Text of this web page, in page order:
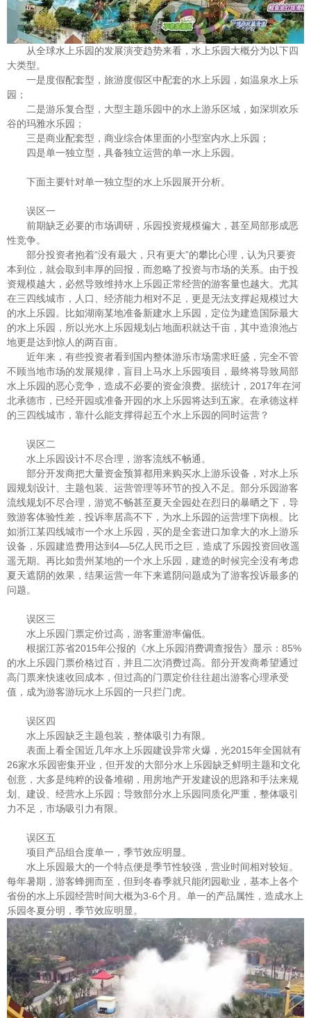
从全球水上乐园的发展演变趋势来看，水上乐园大概分为以下四
大类型。
一是度假配套型，旅游度假区中配套的水上乐园，如温泉水上乐
园；
二是游乐复合型，大型主题乐园中的水上游乐区域，如深圳欢乐
谷的玛雅水乐园；
三是商业配套型，商业综合体里面的小型室内水上乐园；
四是单一独立型，具备独立运营的单一水上乐园。
下面主要针对单一独立型的水上乐园展开分析。
误区一
前期缺乏必要的市场调研，乐园投资规模偏大，甚至局部形成恶
性竞争。
部分投资者抱着“没有最大，只有更大”的攀比心理，认为只要资
本到位，就会取到丰厚的回报，而忽略了投资与市场的关系。由于投
资规模越大，必然导致维持水上乐园正常经营的游客量也越大。尤其
在三四线城市，人口、经济能力相对不足，更是无法支撑起规模过大
的水上乐园。比如湖南某地准备新建水上乐园，定位为建造国际最大
的水上乐园，所以光水上乐园规划占地面积就达千亩，其中造浪池占
地更是达到惊人的两百亩。
近年来，有些投资者看到国内整体游乐市场需求旺盛，完全不管
不顾当地市场的发展规律，盲目上马水上乐园项目，最终将导致局部
水上乐园的恶心竞争，造成不必要的资金浪费。据统计，2017年在河
北承德市，已经开园或准备开园的水上乐园将达到五家。在承德这样
的三四线城市，靠什么能支撑得起五个水上乐园的同时运营？
误区二
水上乐园设计不尽合理，游客流线不畅通。
部分开发商把大量资金预算都用来购买水上游乐设备，对水上乐
园规划设计、主题包装、运营管理等环节的投入不足。部分乐园游客
流线规划不尽合理，游览不畅甚至夏天全园处在烈日的暴晒之下，导
致游客体验性差，投诉率居高不下，为水上乐园的运营埋下病根。比
如浙江某四线城市一个水上乐园，买的是全套进口加拿大的水上游乐
设备，乐园建造费用达到4—5亿人民币之巨，造成了乐园投资回收遥
遥无期。再比如贵州某地的一个水上乐园，建造的时候完全没有考虑
夏天遮阴的效果，结果运营一年下来遮阴问题成为了游客投诉最多的
问题。
误区三
水上乐园门票定价过高，游客重游率偏低。
根据江苏省2015年公报的《水上乐园消费调查报告》显示：85%
的水上乐园门票价格过百，并且二次消费过高。部分开发商希望通过
高门票来快速收回成本，但过高的门票定价往往超出游客心理承受
值，成为游客游玩水上乐园的一只拦门虎。
误区四
水上乐园缺乏主题包装，整体吸引力有限。
表面上看全国近几年水上乐园建设异常火爆，光2015年全国就有
26家水乐园密集开业，但开发的大部分水上乐园缺乏鲜明主题和文化
创意，大多是纯粹的设备堆砌，用房地产开发建设的思路和手法来规
划、建设、经营水上乐园；导致部分水上乐园同质化严重，整体吸引
力不足，市场吸引力有限。
误区五
项目产品组合度单一，季节效应明显。
水上乐园最大的一个特点便是季节性较强，营业时间相对较短。
每年暑期，游客蜂拥而至，但到冬春季就只能闭园歇业，基本上各个
省份的水上乐园经营时间大概为3-6个月。单一的产品属性，造成水上
乐园冬夏分明，季节效应明显。